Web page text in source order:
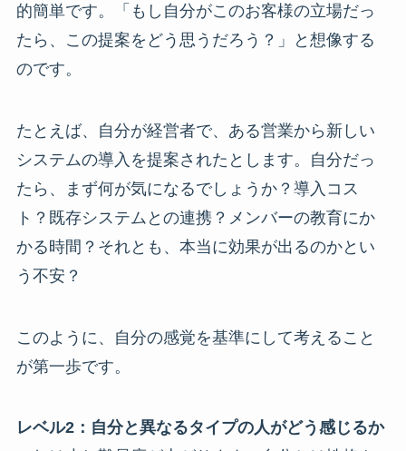
的簡単です。「もし自分がこのお客様の立場だっ
たら、この提案をどう思うだろう？」と想像する
のです。
たとえば、自分が経営者で、ある営業から新しい
システムの導入を提案されたとします。自分だっ
たら、まず何が気になるでしょうか？導入コス
ト？既存システムとの連携？メンバーの教育にか
かる時間？それとも、本当に効果が出るのかとい
う不安？
このように、自分の感覚を基準にして考えること
が第一歩です。
レベル2：自分と異なるタイプの人がどう感じるか